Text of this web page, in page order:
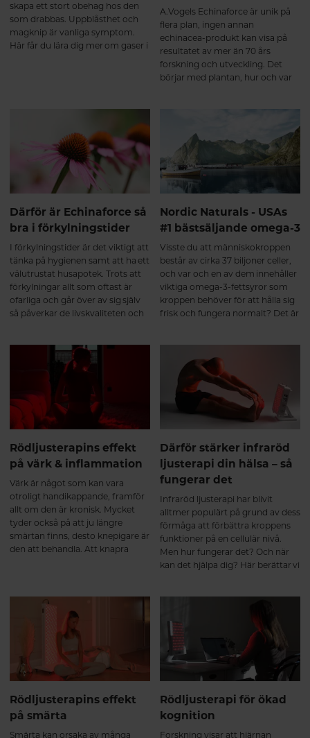
skapa ett stort obehag hos den
som drabbas. Uppblåsthet och
magknip är vanliga symptom.
Här får du lära dig mer om gaser i
A.Vogels Echinaforce är unik på
flera plan, ingen annan
echinacea-produkt kan visa på
resultatet av mer än 70 års
forskning och utveckling. Det
börjar med plantan, hur och var
läkemedel vid förkylning.
Därför är Echinaforce så
bra i förkylningstider
I förkylningstider är det viktigt att
tänka på hygienen samt att ha ett
välutrustat husapotek. Trots att
förkylningar allt som oftast är
ofarliga och går över av sig själv
så påverkar de livskvaliteten och
bli frisk, med Echinaforce kan du
både minska risken att drabbas
oturen är framme.
Nordic Naturals - USAs
#1 bästsäljande omega-3
Visste du att människokroppen
består av cirka 37 biljoner celler,
och var och en av dem innehåller
viktiga omega-3-fettsyror som
kroppen behöver för att hålla sig
frisk och fungera normalt? Det är
Rödljusterapins effekt
på värk & inflammation
Värk är något som kan vara
otroligt handikappande, framför
allt om den är kronisk. Mycket
tyder också på att ju längre
smärtan finns, desto knepigare är
den att behandla. Att knapra
smärttröskeln och göra det ännu
svårare att häva smärtan. Nya
rön tyder på att ljusterapi kan
vara ett biverkningsfritt alternativ
eller komplement till andra
smärtlindrande behandlingar.
Därför stärker infraröd
ljusterapi din hälsa – så
fungerar det
Infraröd ljusterapi har blivit
alltmer populärt på grund av dess
förmåga att förbättra kroppens
funktioner på en cellulär nivå.
Men hur fungerar det? Och när
kan det hjälpa dig? Här berättar vi
Rödljusterapins effekt
på smärta
Smärta kan orsaka av många
Rödljusterapi för ökad
kognition
Forskning visar att hjärnan